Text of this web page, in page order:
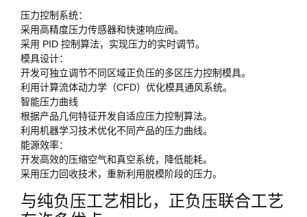
压力控制系统：
采用高精度压力传感器和快速响应阀。
采用 PID 控制算法，实现压力的实时调节。
模具设计：
开发可独立调节不同区域正负压的多区压力控制模具。
利用计算流体动力学（CFD）优化模具通风系统。
智能压力曲线
根据产品几何特征开发自适应压力控制算法。
利用机器学习技术优化不同产品的压力曲线。
能源效率：
开发高效的压缩空气和真空系统，降低能耗。
采用压力回收技术，重新利用脱模阶段的压力。
与纯负压工艺相比，正负压联合工艺